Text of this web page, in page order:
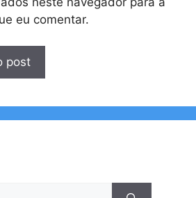
eu comentar.